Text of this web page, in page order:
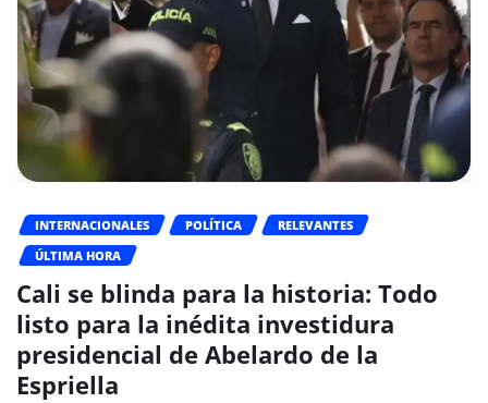
INTERNACIONALES POLÍTICA
RELEVANTES
ÚLTIMA HORA
Cali se blinda para la historia: Todo
listo para la inédita investidura
presidencial de Abelardo de la
Espriella